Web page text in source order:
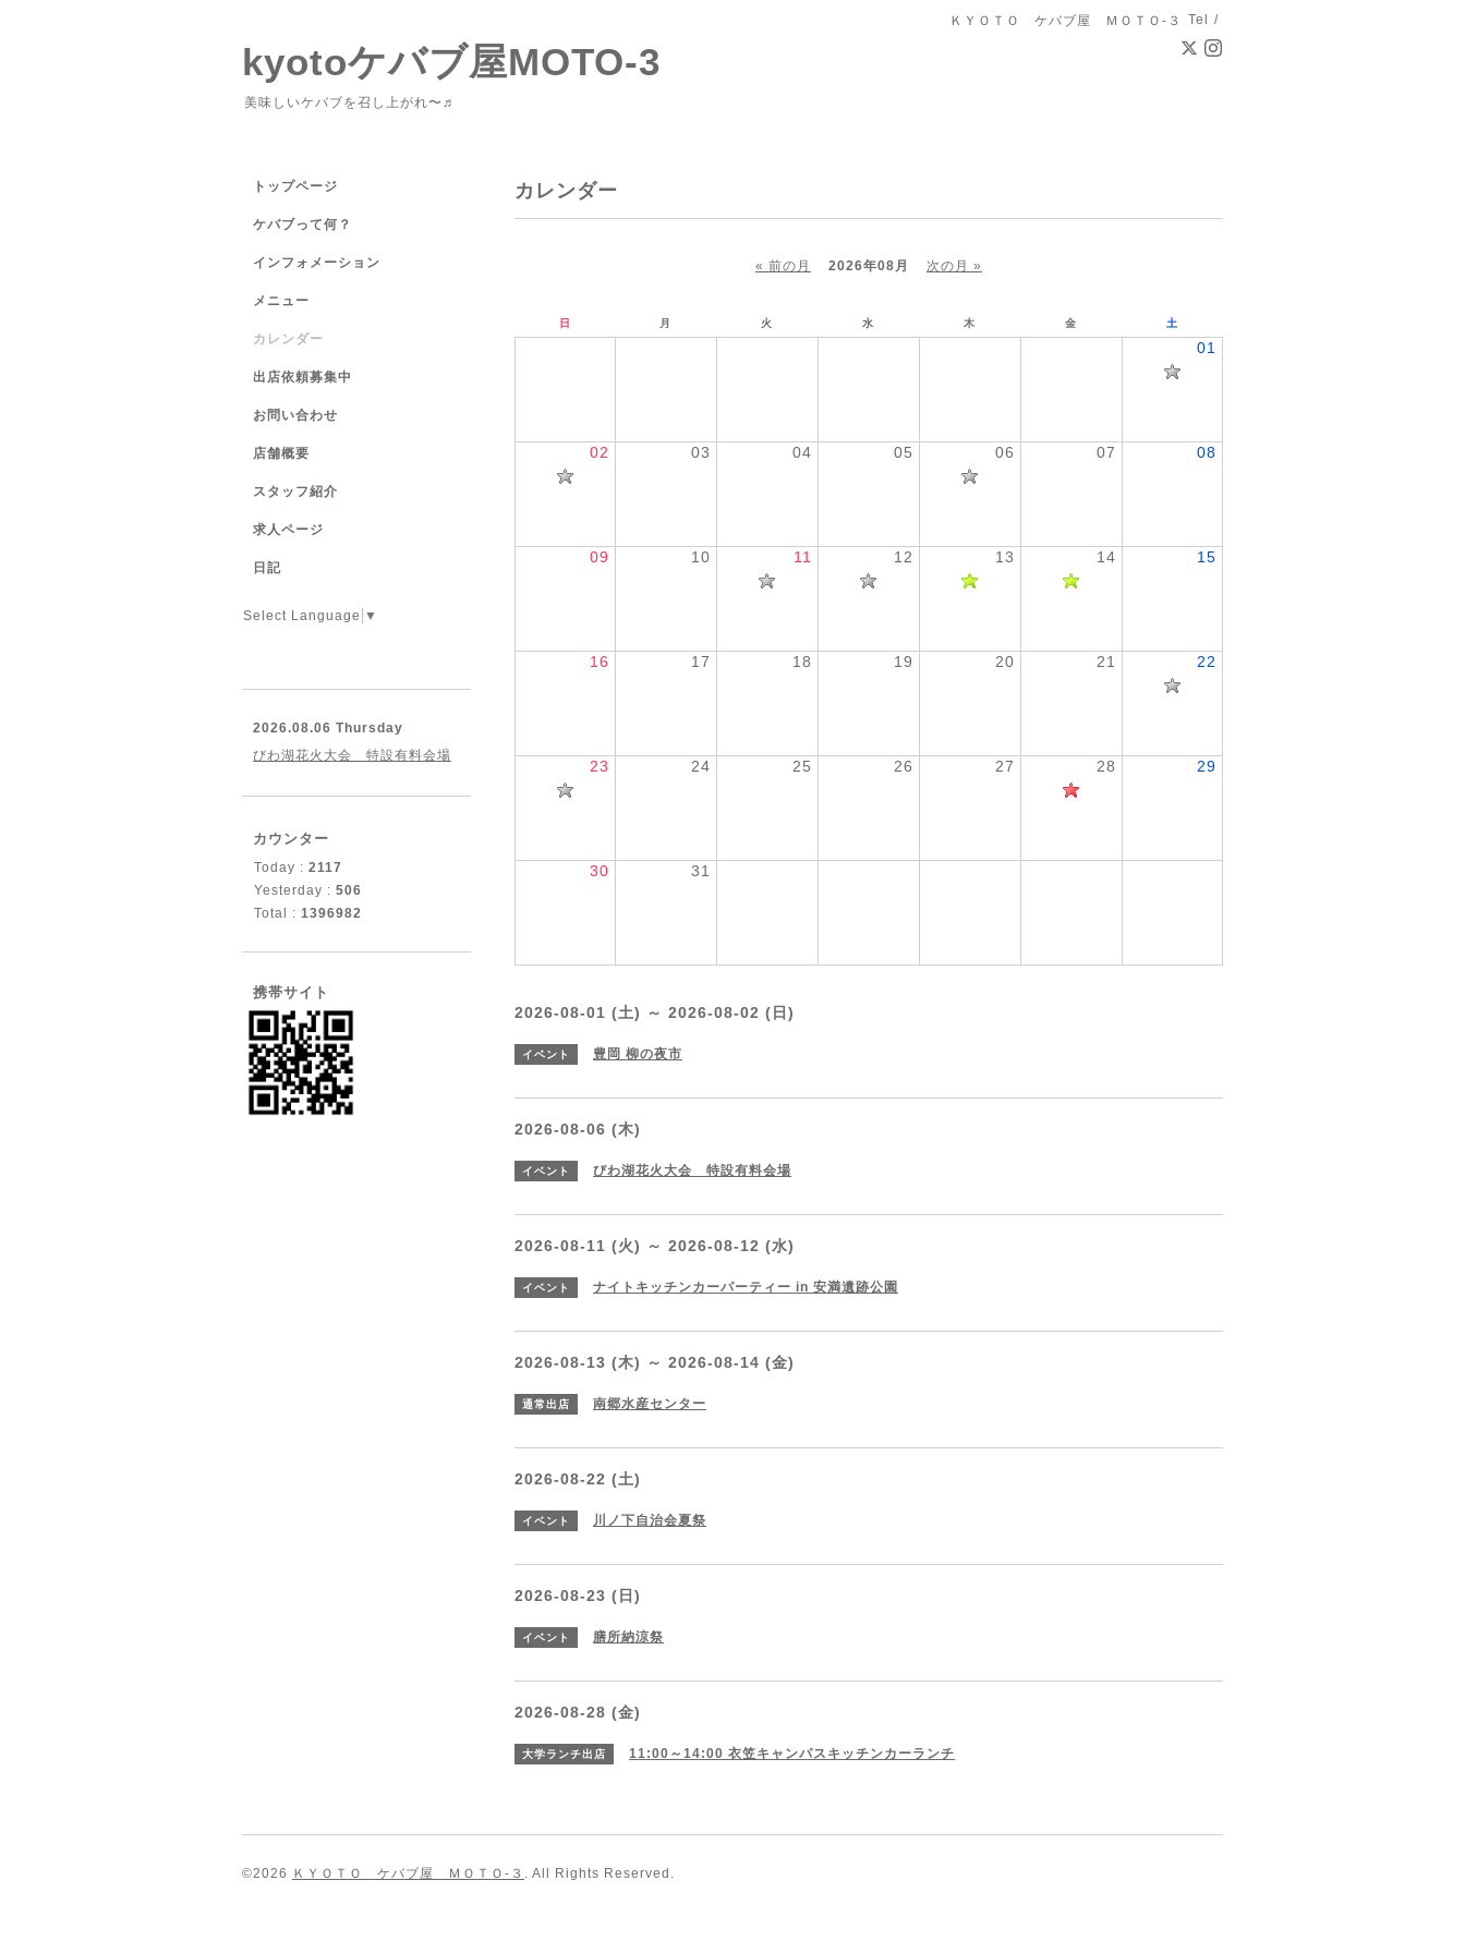
ＫＹＯＴＯ ケバブ屋 ＭＯＴＯ-３ Tel /
kyotoケバブ屋MOTO-3
美味しいケバブを召し上がれ〜♬
カレンダー
« 前の月 2026年08月 次の月 »
日 月 火 水 木 金 土
01
02 03 04 05 06 07 08
09 10 11 12 13 14 15
16 17 18 19 20 21 22
23 24 25 26 27 28 29
30 31
2026-08-01 (土) ～ 2026-08-02 (日)
イベント 豊岡 柳の夜市
2026-08-06 (木)
イベント びわ湖花火大会 特設有料会場
2026-08-11 (火) ～ 2026-08-12 (水)
イベント ナイトキッチンカーパーティー in 安満遺跡公園
2026-08-13 (木) ～ 2026-08-14 (金)
通常出店 南郷水産センター
2026-08-22 (土)
イベント 川ノ下自治会夏祭
2026-08-23 (日)
イベント 膳所納涼祭
2026-08-28 (金)
大学ランチ出店 11:00～14:00 衣笠キャンパスキッチンカーランチ
トップページ
ケバブって何？
インフォメーション
メニュー
カレンダー
出店依頼募集中
お問い合わせ
店舗概要
スタッフ紹介
求人ページ
日記
Select Language ▼
2026.08.06 Thursday
びわ湖花火大会 特設有料会場
カウンター
Today : 2117
Yesterday : 506
Total : 1396982
携帯サイト
©2026 ＫＹＯＴＯ ケバブ屋 ＭＯＴＯ-３ . All Rights Reserved.